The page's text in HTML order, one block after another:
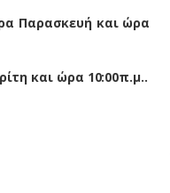
Παρασκευή και ώρα
και ώρα 10:00π.μ..